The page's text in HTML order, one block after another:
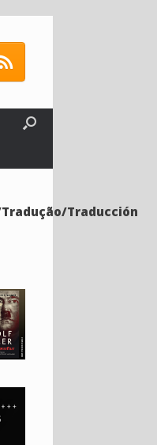
Traducción